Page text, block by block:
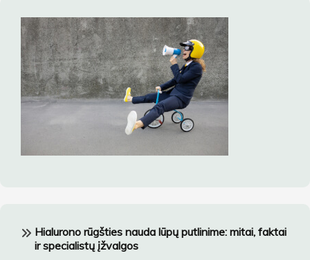
Hialurono rūgšties nauda lūpų putlinime: mitai, faktai
ir specialistų įžvalgos